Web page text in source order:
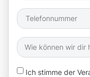
Ich stimme der